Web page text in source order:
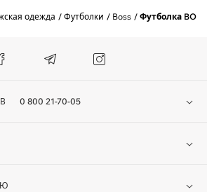
одежда Футболки Boss Футболка
0 800 21-70-05